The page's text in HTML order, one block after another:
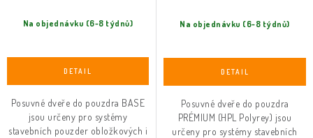
Na objednávku (6-8 týdnů)
Posuvné dveře do pouzdra BASE
jsou určeny pro systémy
stavebních pouzder obložkových i
Na objednávku (6-8 týdnů)
Posuvné dveře do pouzdra
PRÉMIUM (HPL Polyrey) jsou
určeny pro systémy stavebních